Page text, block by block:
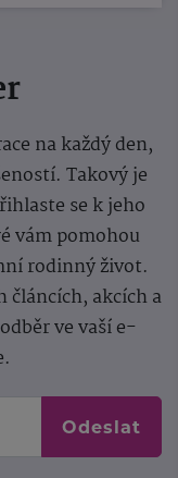
na každý den,
Takový je
se k jeho
vám pomohou
rodinný život.
článcích, akcích a
ve vaší e-
Odeslat